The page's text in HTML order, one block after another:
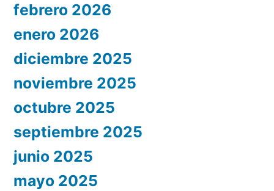
febrero 2026
enero 2026
diciembre 2025
noviembre 2025
octubre 2025
septiembre 2025
junio 2025
mayo 2025